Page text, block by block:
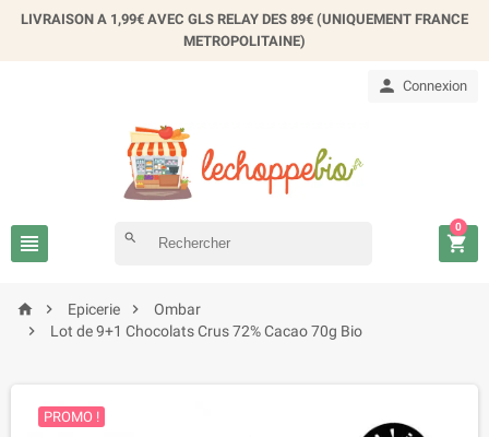
LIVRAISON A 1,99€ AVEC GLS RELAY DES 89€ (UNIQUEMENT FRANCE
METROPOLITAINE)
 Connexion
 search 
0
  Epicerie 
Ombar

Lot de 9+1 Chocolats Crus 72% Cacao 70g Bio
PROMO !
Créer une liste d'envies ×
Annuler Créer une liste d'envies